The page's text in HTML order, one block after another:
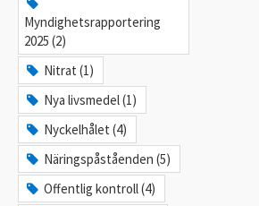
Myndighetsrapportering
2025 (2)
Nitrat (1)
Nya livsmedel (1)
Nyckelhålet (4)
Näringspåståenden (5)
Offentlig kontroll (4)